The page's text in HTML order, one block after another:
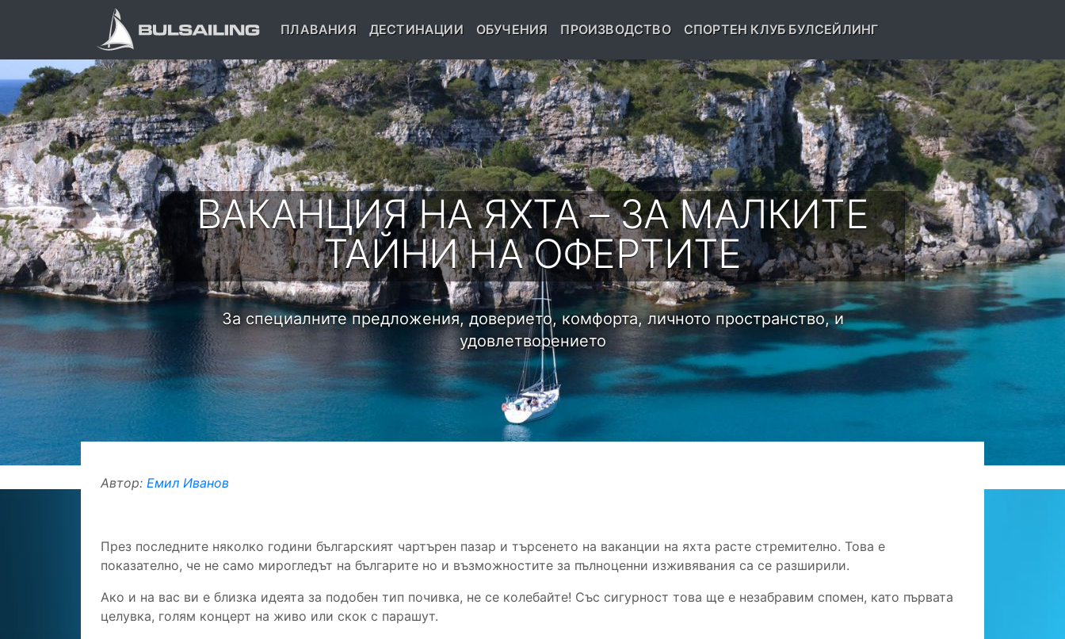
ПЛАВАНИЯ ДЕСТИНАЦИИ ОБУЧЕНИЯ ПРОИЗВОДСТВО СПОРТЕН КЛУБ БУЛСЕЙЛИНГ
ВАКАНЦИЯ НА ЯХТА – ЗА МАЛКИТЕ
ТАЙНИ НА ОФЕРТИТЕ
За специалните предложения, доверието, комфорта, личното пространство, и
удовлетворението
Автор: Емил Иванов
През последните няколко години българският чартърен пазар и търсенето на ваканции на яхта расте стремително. Това е
показателно, че не само мирогледът на българите но и възможностите за пълноценни изживявания са се разширили.
Ако и на вас ви е близка идеята за подобен тип почивка, не се колебайте! Със сигурност това ще е незабравим спомен, като първата
целувка, голям концерт на живо или скок с парашут.